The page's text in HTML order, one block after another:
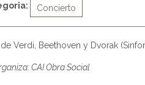
Concierto
Verdi, Beethoven y Dvorak
CAI Obra Social